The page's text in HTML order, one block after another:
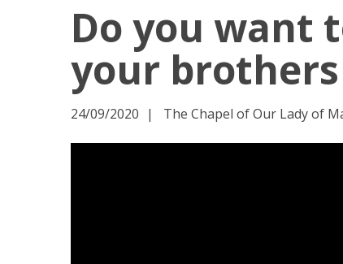
Do you want
your brothers
24/09/2020 The Chapel of Our Lady of